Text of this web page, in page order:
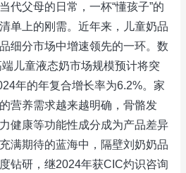
父母的日常，一杯“懂孩子”的
单上的刚需。近年来，儿童奶品
细分市场中增速领先的一环。数
儿童液态奶市场规模预计将突
年的年复合增长率为6.2%。家
营养需求越来越明确，骨骼发
健康等功能性成分成为产品差异
满期待的蓝海中，隔壁刘奶奶品
钻研，继2024年获CIC灼识咨询